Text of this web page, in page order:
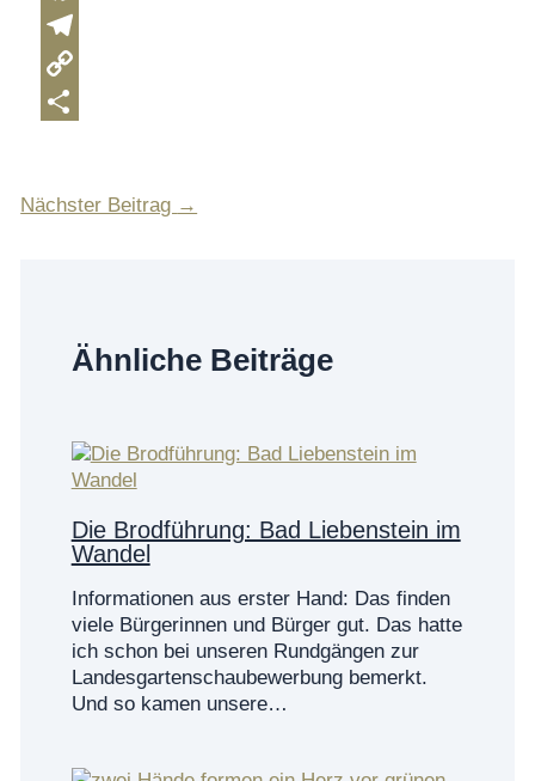
Facebook
Telegram
Copy
Nächster Beitrag →
Ähnliche Beiträge
Die Brodführung: Bad Liebenstein im
Wandel
Informationen aus erster Hand: Das finden
viele Bürgerinnen und Bürger gut. Das hatte
ich schon bei unseren Rundgängen zur
Landesgartenschaubewerbung bemerkt.
Und so kamen unsere…